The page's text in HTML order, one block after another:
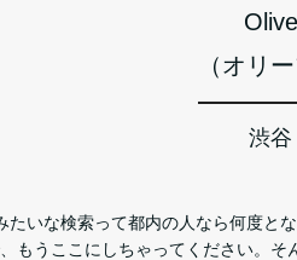
Olive
（オリー
渋谷
たいな検索って都内の人なら何度と
もうここにしちゃってください。